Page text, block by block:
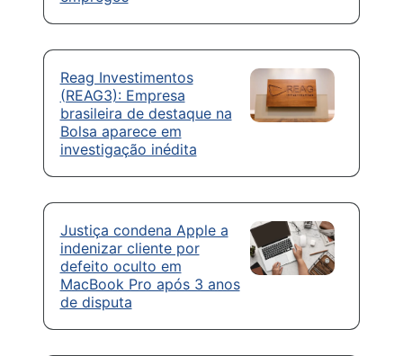
Reag Investimentos
(REAG3): Empresa
brasileira de destaque na
Bolsa aparece em
investigação inédita
Justiça condena Apple a
indenizar cliente por
defeito oculto em
MacBook Pro após 3 anos
de disputa